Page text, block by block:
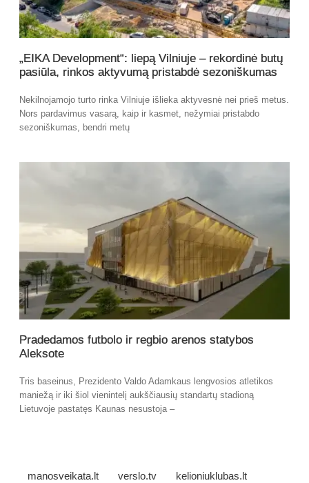
„EIKA Development“: liepą Vilniuje – rekordinė butų
pasiūla, rinkos aktyvumą pristabdė sezoniškumas
Nekilnojamojo turto rinka Vilniuje išlieka aktyvesnė nei prieš metus.
Nors pardavimus vasarą, kaip ir kasmet, nežymiai pristabdo
sezoniškumas, bendri metų
Pradedamos futbolo ir regbio arenos statybos
Aleksote
Tris baseinus, Prezidento Valdo Adamkaus lengvosios atletikos
maniežą ir iki šiol vienintelį aukščiausių standartų stadioną
Lietuvoje pastatęs Kaunas nesustoja –
manosveikata.lt verslo.tv kelioniuklubas.lt